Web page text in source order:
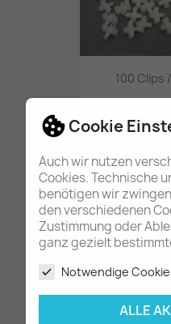
Cookie
Auch wir nutzen
Cookies. Technische
benötigen wir
den verschiedenen
Zustimmung oder
ganz gezielt
Notwendige
ALLE
100 Clips
20x Tülle